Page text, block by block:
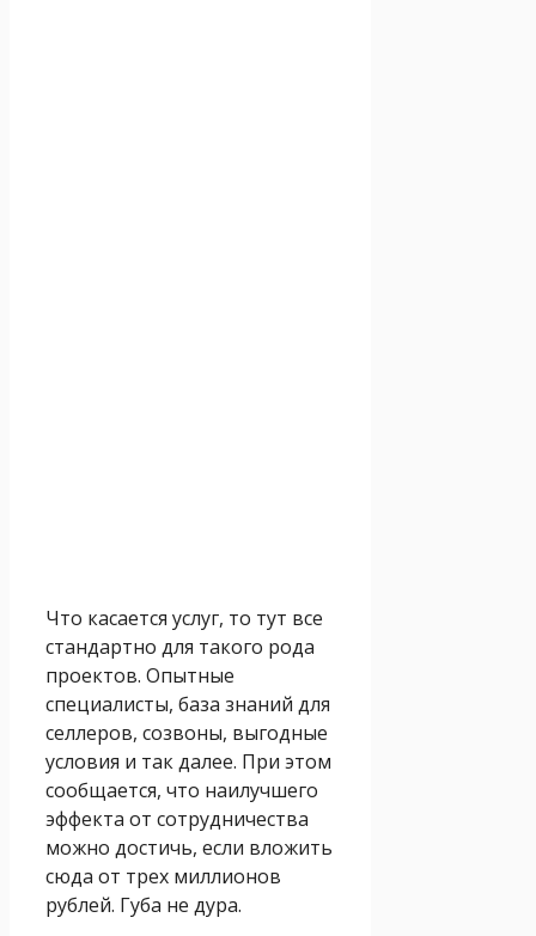
Что касается услуг, то тут все
стандартно для такого рода
проектов. Опытные
специалисты, база знаний для
селлеров, созвоны, выгодные
условия и так далее. При этом
сообщается, что наилучшего
эффекта от сотрудничества
можно достичь, если вложить
сюда от трех миллионов
рублей. Губа не дура.